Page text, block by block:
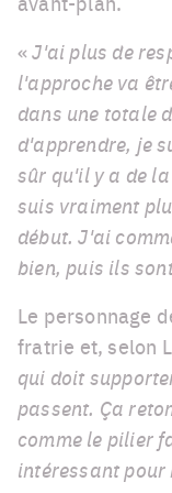
«J'ai plus de
l'approche va
dans une totale
d'apprendre, je
sûr qu'il y a de
suis vraiment
début. J'ai
bien, puis ils
Le personnage
fratrie et, selon
qui doit
passent. Ça
comme le pilier
intéressant pour